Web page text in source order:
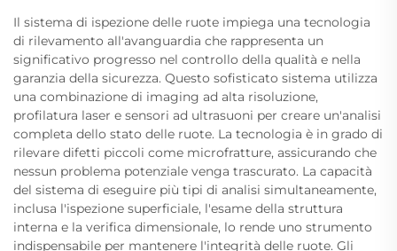
Il sistema di ispezione delle ruote impiega una tecnologia
di rilevamento all'avanguardia che rappresenta un
significativo progresso nel controllo della qualità e nella
garanzia della sicurezza. Questo sofisticato sistema utilizza
una combinazione di imaging ad alta risoluzione,
profilatura laser e sensori ad ultrasuoni per creare un'analisi
completa dello stato delle ruote. La tecnologia è in grado di
rilevare difetti piccoli come microfratture, assicurando che
nessun problema potenziale venga trascurato. La capacità
del sistema di eseguire più tipi di analisi simultaneamente,
inclusa l'ispezione superficiale, l'esame della struttura
interna e la verifica dimensionale, lo rende uno strumento
indispensabile per mantenere l'integrità delle ruote. Gli